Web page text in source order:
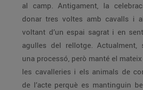
al camp. Antigament, la
donar tres voltes amb cavalls i
voltant d’un espai sagrat i en
agulles del rellotge. Actualment,
una processó, però manté el
les cavalleries i els animals de
de l’acte perquè es mantinguin